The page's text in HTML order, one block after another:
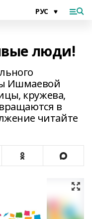
люди!
Ишмаевой
кружева,
в
читайте